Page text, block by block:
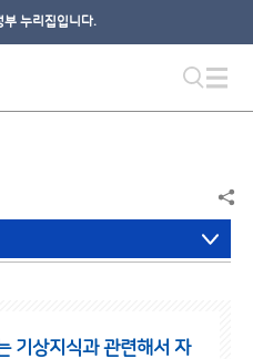
부 누리집입니다.
기상지식과 관련해서 자